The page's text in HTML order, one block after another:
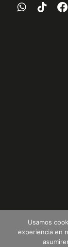
Usamos
experiencia en